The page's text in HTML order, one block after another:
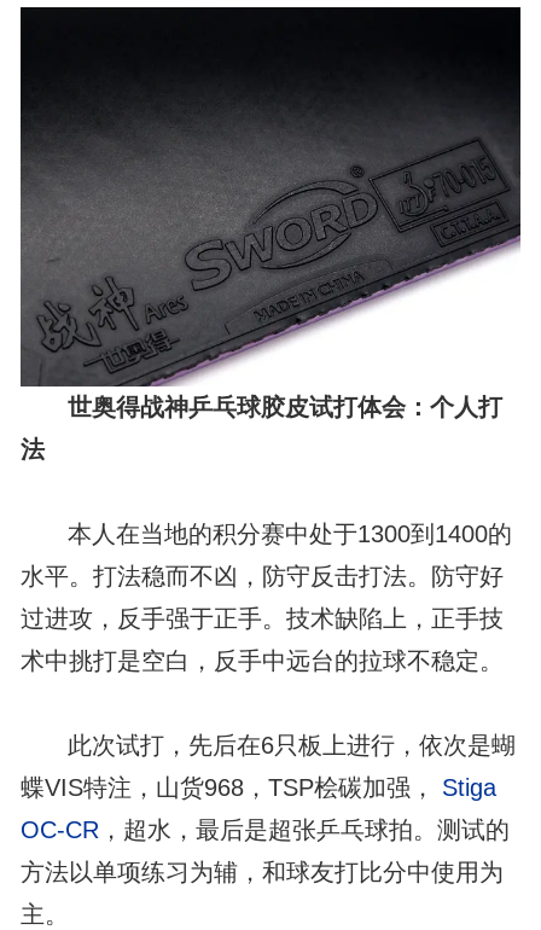
世奥得战神乒乓球胶皮试打体会：个人打
法
本人在当地的积分赛中处于1300到1400的
水平。打法稳而不凶，防守反击打法。防守好
过进攻，反手强于正手。技术缺陷上，正手技
术中挑打是空白，反手中远台的拉球不稳定。
此次试打，先后在6只板上进行，依次是蝴
蝶VIS特注，山货968，TSP桧碳加强， Stiga
OC-CR ，超水，最后是超张乒乓球拍。测试的
方法以单项练习为辅，和球友打比分中使用为
主。